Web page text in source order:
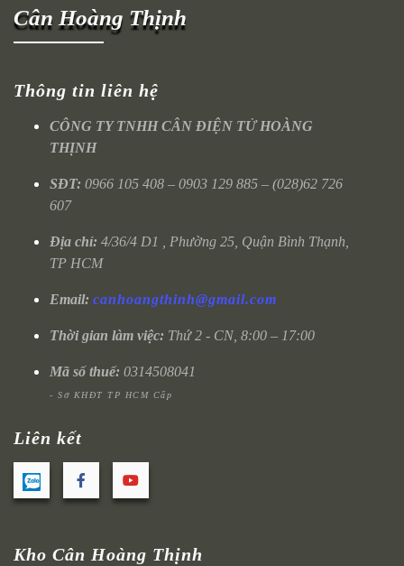
Cân Hoàng Thịnh
Thông tin liên hệ
CÔNG TY TNHH CÂN ĐIỆN TỬ HOÀNG
THỊNH
SĐT: 0966 105 408 – 0903 129 885 – (028)62 726
607
Địa chỉ: 4/36/4 D1 , Phường 25, Quận Bình Thạnh,
TP HCM
Email: canhoangthinh@gmail.com
Thời gian làm việc: Thứ 2 - CN, 8:00 – 17:00
Mã số thuế: 0314508041
- Sở KHĐT TP HCM Cấp
Liên kết
Kho Cân Hoàng Thịnh